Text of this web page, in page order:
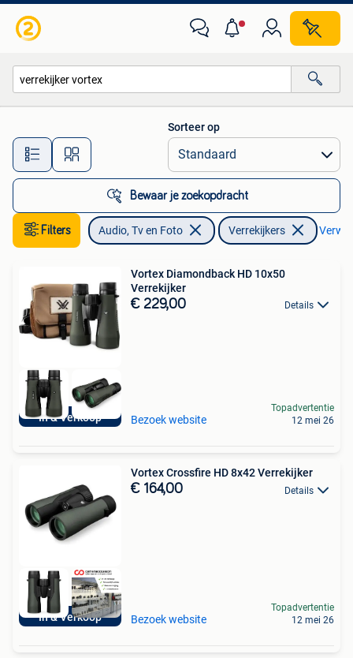
Alle afstanden…
Sorteer op
Bewaar je zoekopdracht
Filters Audio, Tv en Foto Verrekijkers
In & Verkoop
Vortex Diamondback HD 10x50
Verrekijker
€ 229,00 Details
Bezoek website
Topadvertentie
12 mei 26
In & Verkoop
Vortex Crossfire HD 8x42 Verrekijker
€ 164,00 Details
Bezoek website
Topadvertentie
12 mei 26